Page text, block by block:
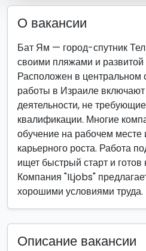
О вакансии
Бат Ям — город-спутник
своими пляжами и развитой
Расположен в
работы в Израиле
деятельности, не
квалификации. Многие
обучение на рабочем месте
карьерного роста. Работа
ищет быстрый старт и готов
Компания "ILjobs"
хорошими условиями труда.
Описание вакансии